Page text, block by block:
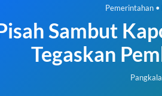
Pemerintahan •
Sambut
Tegaskan